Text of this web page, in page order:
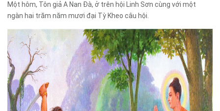
Một hôm, Tôn giả A Nan Đà, ở trên hội Linh Sơn cùng với một
ngàn hai trăm năm mươi đại Tỳ Kheo câu hội.